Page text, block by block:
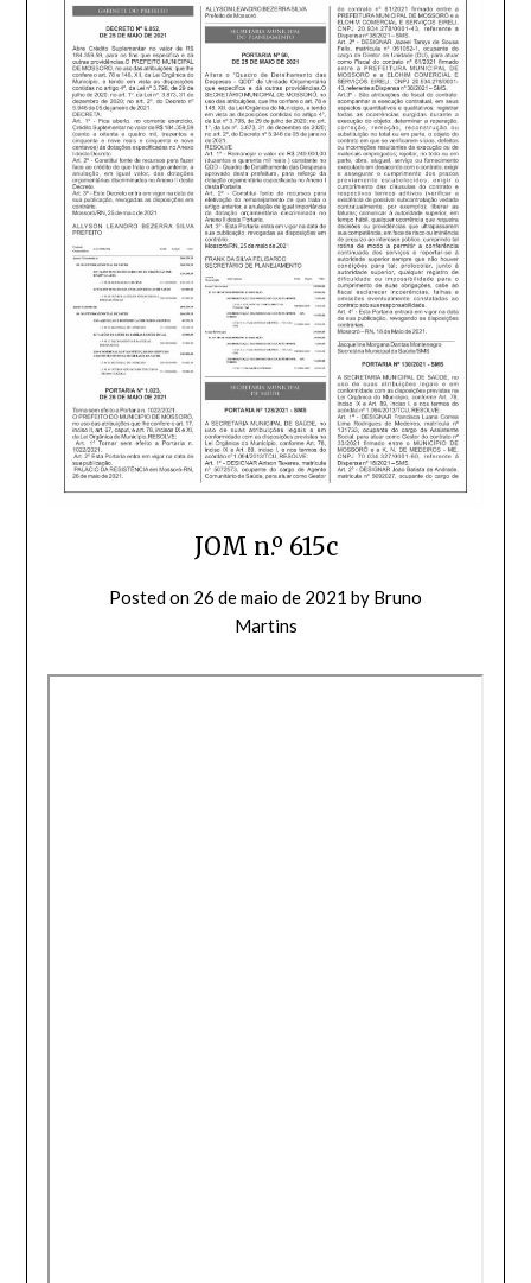
JOM n.º 615c
Posted on 26 de maio de 2021 by Bruno
Martins